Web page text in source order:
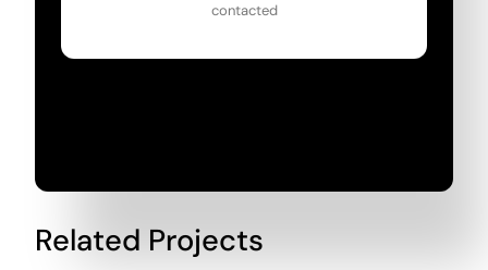
contacted
Related Projects